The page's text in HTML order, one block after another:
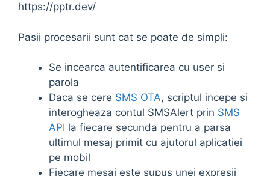
https://pptr.dev/
Pasii procesarii sunt cat se poate de simpli:
Se incearca autentificarea cu user si
parola
Daca se cere SMS OTA, scriptul incepe si
interogheaza contul SMSAlert prin SMS
API la fiecare secunda pentru a parsa
ultimul mesaj primit cu ajutorul aplicatiei
pe mobil
Fiecare mesaj este supus unei expresii